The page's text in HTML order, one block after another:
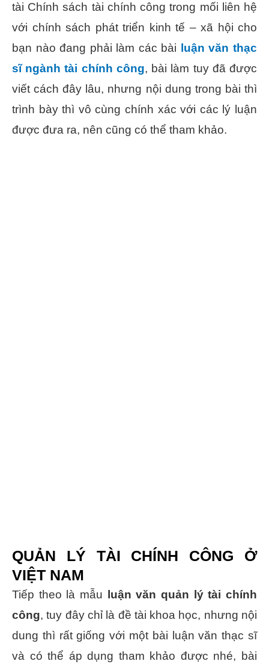
tài Chính sách tài chính công trong mối liên hệ
với chính sách phát triển kinh tế – xã hội cho
bạn nào đang phải làm các bài luận văn thạc
sĩ ngành tài chính công, bài làm tuy đã được
viết cách đây lâu, nhưng nội dung trong bài thì
trình bày thì vô cùng chính xác với các lý luận
được đưa ra, nên cũng có thể tham khảo.
QUẢN LÝ TÀI CHÍNH CÔNG Ở
VIỆT NAM
Tiếp theo là mẫu
luận văn quản lý tài chính
công, tuy đây chỉ là đề tài khoa học, nhưng nội
dung thì rất giống với một bài luận văn thạc sĩ
và có thể áp dụng tham khảo được nhé, bài